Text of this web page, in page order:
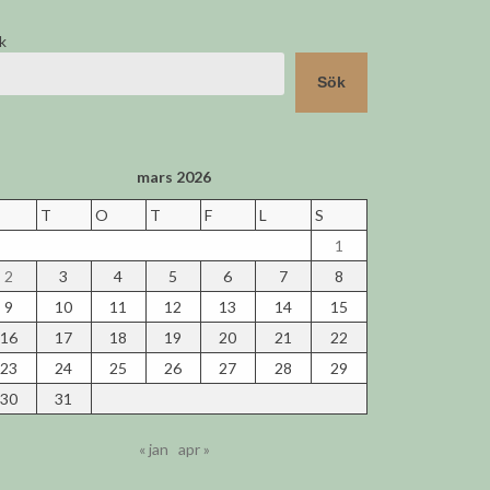
Sök
mars 2026
T O T F L
S
1
2
3 4 5 6 7
8
9
10 11 12 13 14
15
16
17 18 19 20 21
22
23
24 25 26 27 28
29
30
31
« jan apr »